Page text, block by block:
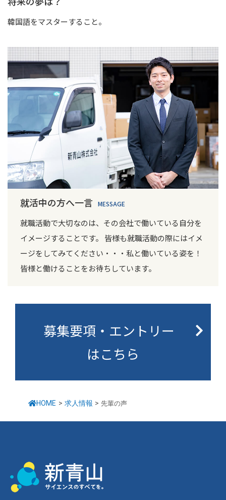
韓国語をマスターすること。
就活中の方へ一言 MESSAGE
就職活動で大切なのは、その会社で働いている自分を
イメージすることです。 皆様も就職活動の際にはイメ
ージをしてみてください・・・私と働いている姿を！
皆様と働けることをお待ちしています。
募集要項・エントリー
はこちら
HOME > 求人情報 > 先輩の声